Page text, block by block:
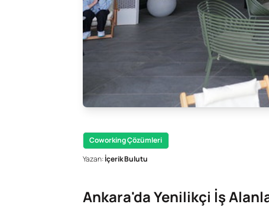
Coworking Çözümleri
Yazan:İçerik Bulutu
Ankara'da Yenilikçi İş